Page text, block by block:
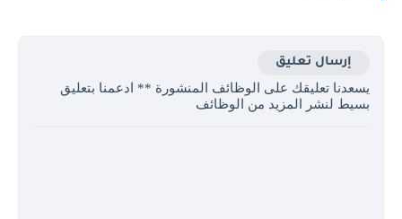
إرسال تعليق
يسعدنا تعليقك على الوظائف المنشورة ** ادعمنا بتعليق
بسيط لنشر المزيد من الوظائف